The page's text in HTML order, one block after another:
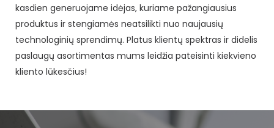
kasdien generuojame idėjas, kuriame pažangiausius
produktus ir stengiamės neatsilikti nuo naujausių
technologinių sprendimų. Platus klientų spektras ir didelis
paslaugų asortimentas mums leidžia pateisinti kiekvieno
kliento lūkesčius!